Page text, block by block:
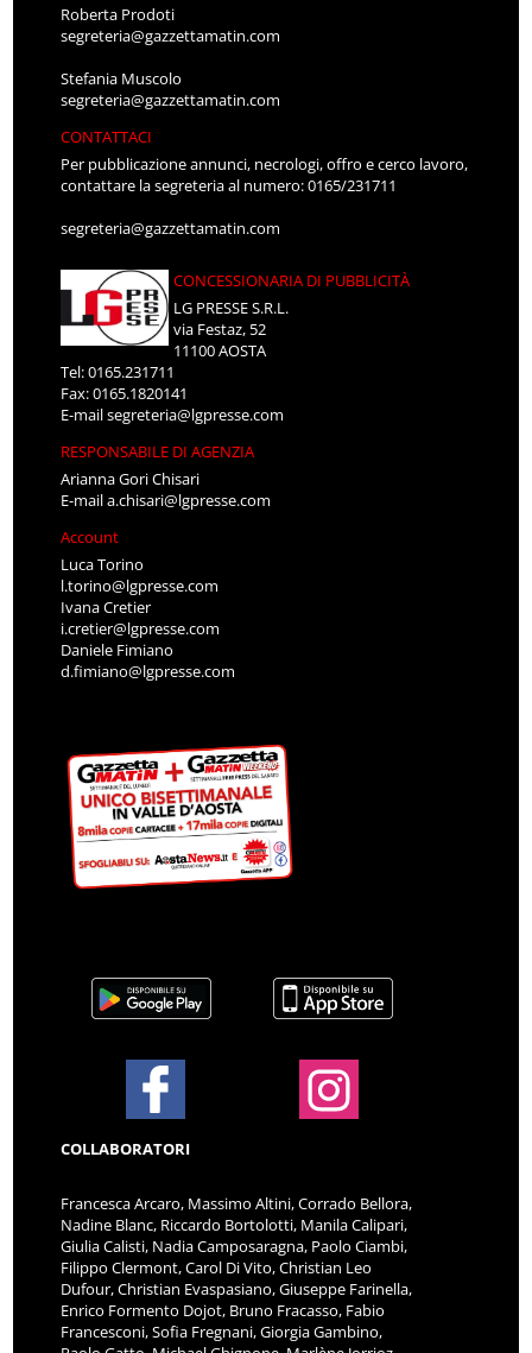
Roberta Prodoti
segreteria@gazzettamatin.com
Stefania Muscolo
segreteria@gazzettamatin.com
CONTATTACI
Per pubblicazione annunci, necrologi, offro e cerco lavoro,
contattare la segreteria al numero: 0165/231711
segreteria@gazzettamatin.com
CONCESSIONARIA DI PUBBLICITÀ
LG PRESSE S.R.L.
via Festaz, 52
11100 AOSTA
Tel: 0165.231711
Fax: 0165.1820141
E-mailsegreteria@lgpresse.com
RESPONSABILE DI AGENZIA
Arianna Gori Chisari
E-maila.chisari@lgpresse.com
Account
Luca Torino
l.torino@lgpresse.com
Ivana Cretier
i.cretier@lgpresse.com
Daniele Fimiano
d.fimiano@lgpresse.com
COLLABORATORI
Francesca Arcaro, Massimo Altini, Corrado Bellora,
Nadine Blanc, Riccardo Bortolotti, Manila Calipari,
Giulia Calisti, Nadia Camposaragna, Paolo Ciambi,
Filippo Clermont, Carol Di Vito, Christian Leo
Dufour, Christian Evaspasiano, Giuseppe Farinella,
Enrico Formento Dojot, Bruno Fracasso, Fabio
Francesconi, Sofia Fregnani, Giorgia Gambino,